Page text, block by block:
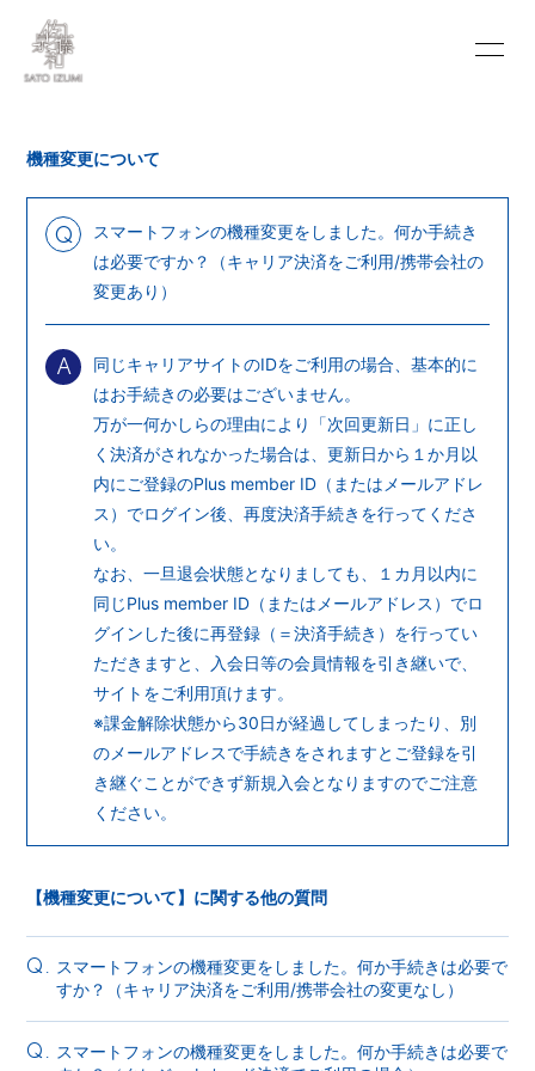
PROFILE
DISCOGRAPHY BLOG
MOVIE
会員登録 ログイン
機種変更について
Q
スマートフォンの機種変更をしました。何か手続き
は必要ですか？（キャリア決済をご利用/携帯会社の
変更あり）
A
同じキャリアサイトのIDをご利用の場合、基本的に
はお手続きの必要はございません。
万が一何かしらの理由により「次回更新日」に正し
く決済がされなかった場合は、更新日から１か月以
内にご登録のPlus member ID（またはメールアドレ
ス）でログイン後、再度決済手続きを行ってくださ
い。
なお、一旦退会状態となりましても、１カ月以内に
同じPlus member ID（またはメールアドレス）でロ
グインした後に再登録（＝決済手続き）を行ってい
ただきますと、入会日等の会員情報を引き継いで、
サイトをご利用頂けます。
※課金解除状態から30日が経過してしまったり、別
のメールアドレスで手続きをされますとご登録を引
き継ぐことができず新規入会となりますのでご注意
ください。
【機種変更について】に関する他の質問
Q. スマートフォンの機種変更をしました。何か手続きは必要で
すか？（キャリア決済をご利用/携帯会社の変更なし）
Q. スマートフォンの機種変更をしました。何か手続きは必要で